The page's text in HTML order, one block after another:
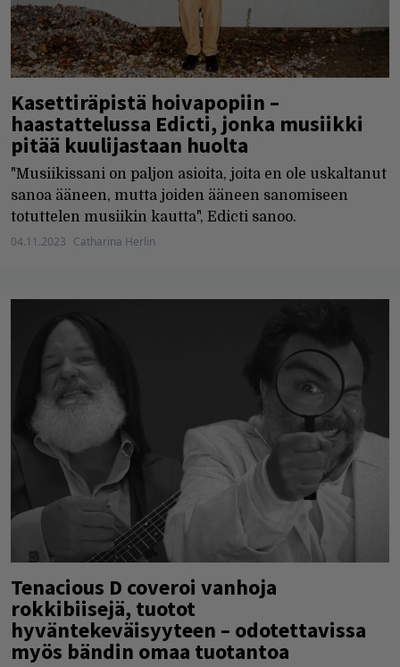
Kasettiräpistä hoivapopiin –
haastattelussa Edicti, jonka musiikki
pitää kuulijastaan huolta
"Musiikissani on paljon asioita, joita en ole uskaltanut
sanoa ääneen, mutta joiden ääneen sanomiseen
totuttelen musiikin kautta", Edicti sanoo.
04.11.2023 Catharina Herlin
Tenacious D coveroi vanhoja
rokkibiisejä, tuotot
hyväntekeväisyyteen – odotettavissa
myös bändin omaa tuotantoa